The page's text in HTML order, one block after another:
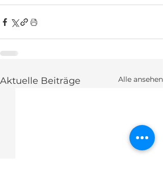
Aktuelle Beiträge Alle ansehen